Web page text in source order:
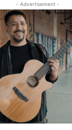
- Advertisement -